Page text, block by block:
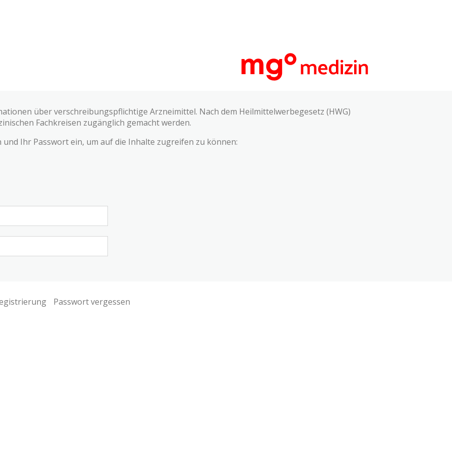
über verschreibungspflichtige Arzneimittel. Nach dem Heilmittelwerbegesetz (HWG)
Fachkreisen zugänglich gemacht werden.
Ihr Passwort ein, um auf die Inhalte zugreifen zu können:
Passwort vergessen